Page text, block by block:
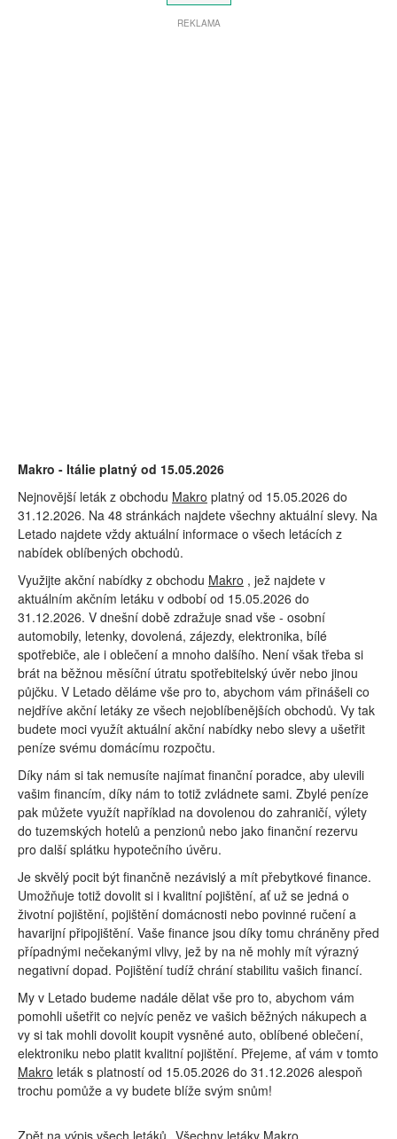
REKLAMA
Makro - Itálie platný od 15.05.2026
Nejnovější leták z obchodu Makro platný od 15.05.2026 do
31.12.2026. Na 48 stránkách najdete všechny aktuální slevy. Na
Letado najdete vždy aktuální informace o všech letácích z
nabídek oblíbených obchodů.
Využijte akční nabídky z obchodu Makro , jež najdete v
aktuálním akčním letáku v odbobí od 15.05.2026 do
31.12.2026. V dnešní době zdražuje snad vše - osobní
automobily, letenky, dovolená, zájezdy, elektronika, bílé
spotřebiče, ale i oblečení a mnoho dalšího. Není však třeba si
brát na běžnou měsíční útratu spotřebitelský úvěr nebo jinou
půjčku. V Letado děláme vše pro to, abychom vám přinášeli co
nejdříve akční letáky ze všech nejoblíbenějších obchodů. Vy tak
budete moci využít aktuální akční nabídky nebo slevy a ušetřit
peníze svému domácímu rozpočtu.
Díky nám si tak nemusíte najímat finanční poradce, aby ulevili
vašim financím, díky nám to totiž zvládnete sami. Zbylé peníze
pak můžete využít například na dovolenou do zahraničí, výlety
do tuzemských hotelů a penzionů nebo jako finanční rezervu
pro další splátku hypotečního úvěru.
Je skvělý pocit být finančně nezávislý a mít přebytkové finance.
Umožňuje totiž dovolit si i kvalitní pojištění, ať už se jedná o
životní pojištění, pojištění domácnosti nebo povinné ručení a
havarijní připojištění. Vaše finance jsou díky tomu chráněny před
případnými nečekanými vlivy, jež by na ně mohly mít výrazný
negativní dopad. Pojištění tudíž chrání stabilitu vašich financí.
My v Letado budeme nadále dělat vše pro to, abychom vám
pomohli ušetřit co nejvíc peněz ve vašich běžných nákupech a
vy si tak mohli dovolit koupit vysněné auto, oblíbené oblečení,
elektroniku nebo platit kvalitní pojištění. Přejeme, ať vám v tomto
Makro leták s platností od 15.05.2026 do 31.12.2026 alespoň
trochu pomůže a vy budete blíže svým snům!
Zpět na výpis všech letáků Všechny letáky Makro